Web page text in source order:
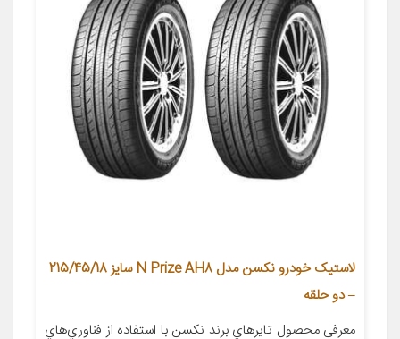
لاستیک خودرو نکسن مدل N Prize AH8 سایز 215/45/18
– دو حلقه
معرفی محصول تايرهاي برند نکسن با استفاده از فناوري‌هاي